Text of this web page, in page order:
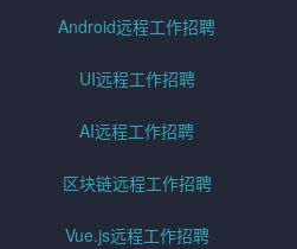
Android远程工作招聘
UI远程工作招聘
AI远程工作招聘
区块链远程工作招聘
Vue.js远程工作招聘